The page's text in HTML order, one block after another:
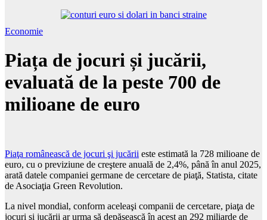
Economie
Piața de jocuri și jucării,
evaluată de la peste 700 de
milioane de euro
Piaţa românească de jocuri şi jucării este estimată la 728 milioane de
euro, cu o previziune de creştere anuală de 2,4%, până în anul 2025,
arată datele companiei germane de cercetare de piaţă, Statista, citate
de Asociaţia Green Revolution.
La nivel mondial, conform aceleaşi companii de cercetare, piaţa de
jocuri şi jucării ar urma să depăşească în acest an 292 miliarde de